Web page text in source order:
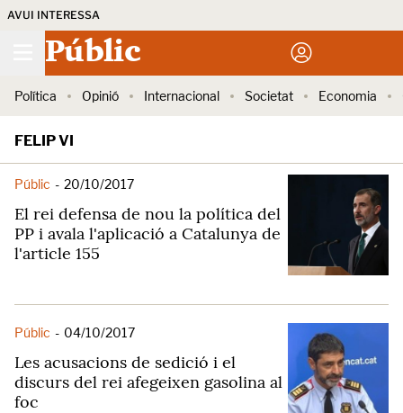
AVUI INTERESSA
Públic
Política Opinió Internacional Societat Economia
FELIP VI
Públic - 20/10/2017
El rei defensa de nou la política del
PP i avala l'aplicació a Catalunya de
l'article 155
Públic - 04/10/2017
Les acusacions de sedició i el
discurs del rei afegeixen gasolina al
foc